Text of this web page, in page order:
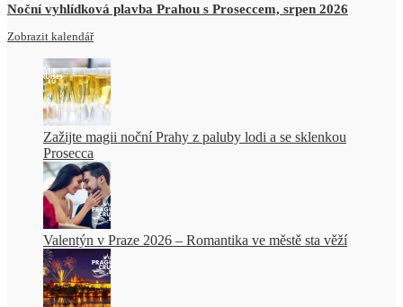
Noční vyhlídková plavba Prahou s Proseccem, srpen 2026
Zobrazit kalendář
Zažijte magii noční Prahy z paluby lodi a se sklenkou
Prosecca
Valentýn v Praze 2026 – Romantika ve městě sta věží